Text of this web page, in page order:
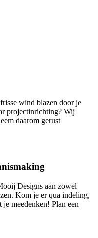
wind blazen door je
projectinrichting? Wij
daarom gerust
Designs aan zowel
Kom je er qua indeling,
meedenken! Plan een